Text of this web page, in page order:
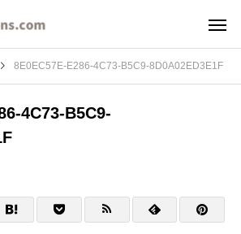
8E0EC57E-E286-4C73-B5C9-8D0A02ED3E1F
4C73-B5C9-